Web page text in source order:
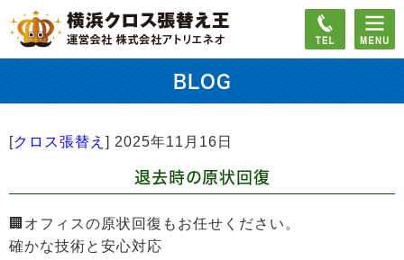
BLOG
[クロス張替え ] 2025年11月16日
退去時の原状回復
🏢オフィスの原状回復もお任せください。
確かな技術と安心対応